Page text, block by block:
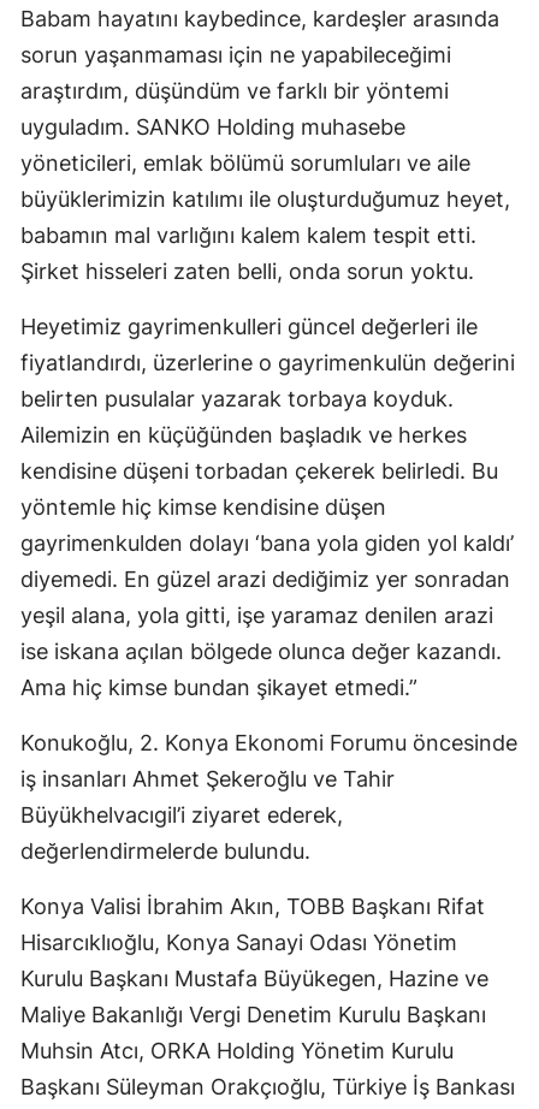
Babam hayatını kaybedince, kardeşler arasında
sorun yaşanmaması için ne yapabileceğimi
araştırdım, düşündüm ve farklı bir yöntemi
uyguladım. SANKO Holding muhasebe
yöneticileri, emlak bölümü sorumluları ve aile
büyüklerimizin katılımı ile oluşturduğumuz heyet,
babamın mal varlığını kalem kalem tespit etti.
Şirket hisseleri zaten belli, onda sorun yoktu.
Heyetimiz gayrimenkulleri güncel değerleri ile
fiyatlandırdı, üzerlerine o gayrimenkulün değerini
belirten pusulalar yazarak torbaya koyduk.
Ailemizin en küçüğünden başladık ve herkes
kendisine düşeni torbadan çekerek belirledi. Bu
yöntemle hiç kimse kendisine düşen
gayrimenkulden dolayı ‘bana yola giden yol kaldı’
diyemedi. En güzel arazi dediğimiz yer sonradan
yeşil alana, yola gitti, işe yaramaz denilen arazi
ise iskana açılan bölgede olunca değer kazandı.
Ama hiç kimse bundan şikayet etmedi.”
Konukoğlu, 2. Konya Ekonomi Forumu öncesinde
iş insanları Ahmet Şekeroğlu ve Tahir
Büyükhelvacıgil’i ziyaret ederek,
değerlendirmelerde bulundu.
Konya Valisi İbrahim Akın, TOBB Başkanı Rifat
Hisarcıklıoğlu, Konya Sanayi Odası Yönetim
Kurulu Başkanı Mustafa Büyükegen, Hazine ve
Maliye Bakanlığı Vergi Denetim Kurulu Başkanı
Muhsin Atcı, ORKA Holding Yönetim Kurulu
Başkanı Süleyman Orakçıoğlu, Türkiye İş Bankası